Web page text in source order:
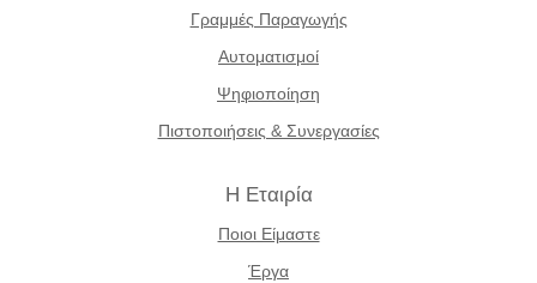
Γραμμές Παραγωγής
Αυτοματισμοί
Ψηφιοποίηση
Πιστοποιήσεις & Συνεργασίες
Η Εταιρία
Ποιοι Είμαστε
Έργα